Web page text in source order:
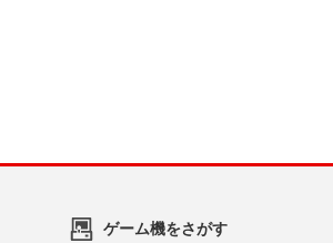
ゲーム機をさがす